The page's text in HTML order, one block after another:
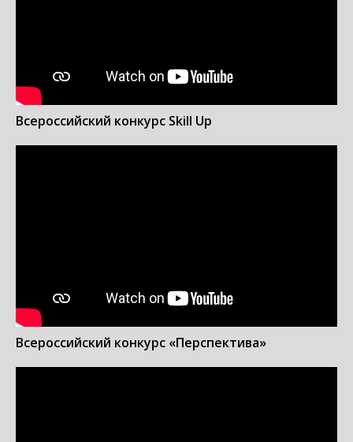
Всероссийский конкурс Skill Up
Всероссийский конкурс «Перспектива»